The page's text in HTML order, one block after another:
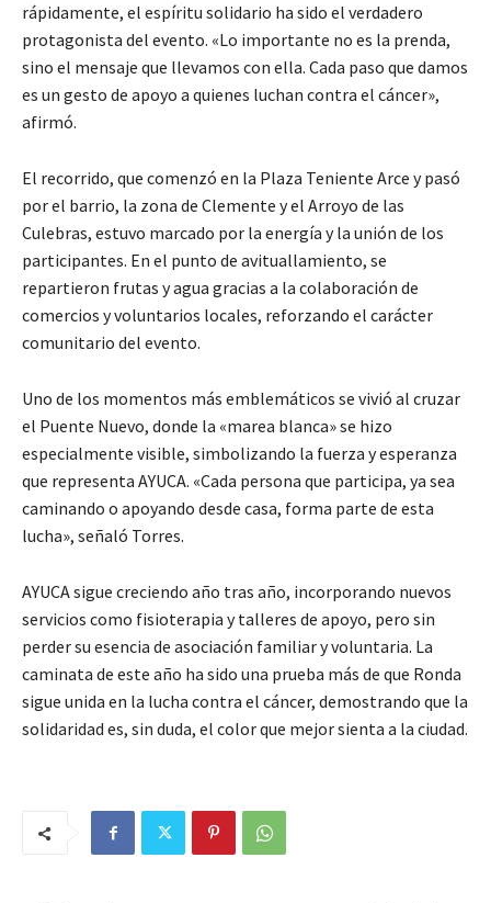
rápidamente, el espíritu solidario ha sido el verdadero
protagonista del evento. «Lo importante no es la prenda,
sino el mensaje que llevamos con ella. Cada paso que damos
es un gesto de apoyo a quienes luchan contra el cáncer»,
afirmó.
El recorrido, que comenzó en la Plaza Teniente Arce y pasó
por el barrio, la zona de Clemente y el Arroyo de las
Culebras, estuvo marcado por la energía y la unión de los
participantes. En el punto de avituallamiento, se
repartieron frutas y agua gracias a la colaboración de
comercios y voluntarios locales, reforzando el carácter
comunitario del evento.
Uno de los momentos más emblemáticos se vivió al cruzar
el Puente Nuevo, donde la «marea blanca» se hizo
especialmente visible, simbolizando la fuerza y esperanza
que representa AYUCA. «Cada persona que participa, ya sea
caminando o apoyando desde casa, forma parte de esta
lucha», señaló Torres.
AYUCA sigue creciendo año tras año, incorporando nuevos
servicios como fisioterapia y talleres de apoyo, pero sin
perder su esencia de asociación familiar y voluntaria. La
caminata de este año ha sido una prueba más de que Ronda
sigue unida en la lucha contra el cáncer, demostrando que la
solidaridad es, sin duda, el color que mejor sienta a la ciudad.